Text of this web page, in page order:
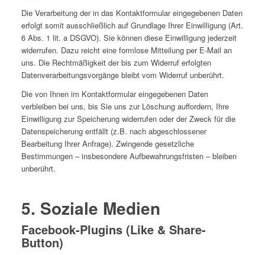
Die Verarbeitung der in das Kontaktformular eingegebenen Daten
erfolgt somit ausschließlich auf Grundlage Ihrer Einwilligung (Art.
6 Abs. 1 lit. a DSGVO). Sie können diese Einwilligung jederzeit
widerrufen. Dazu reicht eine formlose Mitteilung per E-Mail an
uns. Die Rechtmäßigkeit der bis zum Widerruf erfolgten
Datenverarbeitungsvorgänge bleibt vom Widerruf unberührt.
Die von Ihnen im Kontaktformular eingegebenen Daten
verbleiben bei uns, bis Sie uns zur Löschung auffordern, Ihre
Einwilligung zur Speicherung widerrufen oder der Zweck für die
Datenspeicherung entfällt (z.B. nach abgeschlossener
Bearbeitung Ihrer Anfrage). Zwingende gesetzliche
Bestimmungen – insbesondere Aufbewahrungsfristen – bleiben
unberührt.
5. Soziale Medien
Facebook-Plugins (Like & Share-
Button)